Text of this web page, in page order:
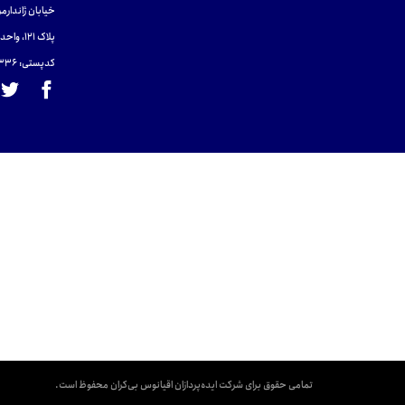
خیابان
پلاک 121، واحد ۴.
کدپستی: 131465433۶
تمامی حقوق برای شرکت ایده‌پردازان اقیانوس بی‌کران محفوظ است.